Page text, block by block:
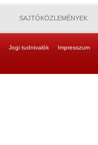
SAJTÓKÖZLEMÉNYEK
Jogi tudnivalók Impresszum